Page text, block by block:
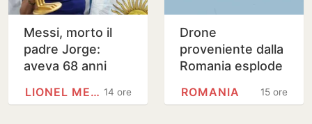
Messi, morto il
padre Jorge:
aveva 68 anni
14 ore
LIONEL MESSI
Drone
proveniente dalla
Romania esplode
bulgaro
15 ore
ROMANIA